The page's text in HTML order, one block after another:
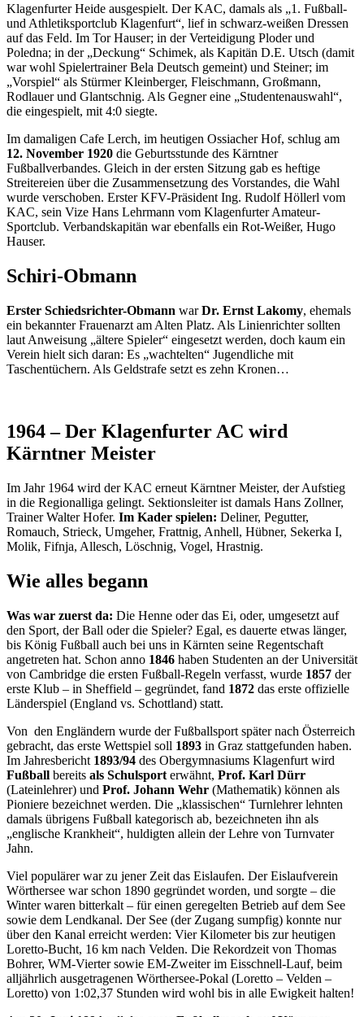
Klagenfurter Heide ausgespielt. Der KAC, damals als „1. Fußball-
und Athletiksportclub Klagenfurt“, lief in schwarz-weißen Dressen
auf das Feld. Im Tor Hauser; in der Verteidigung Ploder und
Poledna; in der „Deckung“ Schimek, als Kapitän D.E. Utsch (damit
war wohl Spielertrainer Bela Deutsch gemeint) und Steiner; im
„Vorspiel“ als Stürmer Kleinberger, Fleischmann, Großmann,
Rodlauer und Glantschnig. Als Gegner eine „Studentenauswahl“,
die eingespielt, mit 4:0 siegte.
Im damaligen Cafe Lerch, im heutigen Ossiacher Hof, schlug am
12. November 1920 die Geburtsstunde des Kärntner
Fußballverbandes. Gleich in der ersten Sitzung gab es heftige
Streitereien über die Zusammensetzung des Vorstandes, die Wahl
wurde verschoben. Erster KFV-Präsident Ing. Rudolf Höllerl vom
KAC, sein Vize Hans Lehrmann vom Klagenfurter Amateur-
Sportclub. Verbandskapitän war ebenfalls ein Rot-Weißer, Hugo
Hauser.
Schiri-Obmann
Erster Schiedsrichter-Obmann warDr. Ernst Lakomy, ehemals
ein bekannter Frauenarzt am Alten Platz. Als Linienrichter sollten
laut Anweisung „ältere Spieler“ eingesetzt werden, doch kaum ein
Verein hielt sich daran: Es „wachtelten“ Jugendliche mit
Taschentüchern. Als Geldstrafe setzt es zehn Kronen…
1964 – Der Klagenfurter AC wird
Kärntner Meister
Im Jahr 1964 wird der KAC erneut Kärntner Meister, der Aufstieg
in die Regionalliga gelingt. Sektionsleiter ist damals Hans Zollner,
Trainer Walter Hofer. Im Kader spielen: Deliner, Pegutter,
Romauch, Strieck, Umgeher, Frattnig, Anhell, Hübner, Sekerka I,
Molik, Fifnja, Allesch, Löschnig, Vogel, Hrastnig.
Wie alles begann
Was war zuerst da: Die Henne oder das Ei, oder, umgesetzt auf
den Sport, der Ball oder die Spieler? Egal, es dauerte etwas länger,
bis König Fußball auch bei uns in Kärnten seine Regentschaft
angetreten hat. Schon anno 1846 haben Studenten an der Universität
von Cambridge die ersten Fußball-Regeln verfasst, wurde 1857 der
erste Klub – in Sheffield – gegründet, fand 1872 das erste offizielle
Länderspiel (England vs. Schottland) statt.
Von den Engländern wurde der Fußballsport später nach Österreich
gebracht, das erste Wettspiel soll 1893 in Graz stattgefunden haben.
Im Jahresbericht 1893/94 des Obergymnasiums Klagenfurt wird
Fußball bereits als Schulsport erwähnt, Prof. Karl Dürr
(Lateinlehrer) und Prof. Johann Wehr (Mathematik) können als
Pioniere bezeichnet werden. Die „klassischen“ Turnlehrer lehnten
damals übrigens Fußball kategorisch ab, bezeichneten ihn als
„englische Krankheit“, huldigten allein der Lehre von Turnvater
Jahn.
Viel populärer war zu jener Zeit das Eislaufen. Der Eislaufverein
Wörthersee war schon 1890 gegründet worden, und sorgte – die
Winter waren bitterkalt – für einen geregelten Betrieb auf dem See
sowie dem Lendkanal. Der See (der Zugang sumpfig) konnte nur
über den Kanal erreicht werden: Vier Kilometer bis zur heutigen
Loretto-Bucht, 16 km nach Velden. Die Rekordzeit von Thomas
Bohrer, WM-Vierter sowie EM-Zweiter im Eisschnell-Lauf, beim
alljährlich ausgetragenen Wörthersee-Pokal (Loretto – Velden –
Loretto) von 1:02,37 Stunden wird wohl bis in alle Ewigkeit halten!